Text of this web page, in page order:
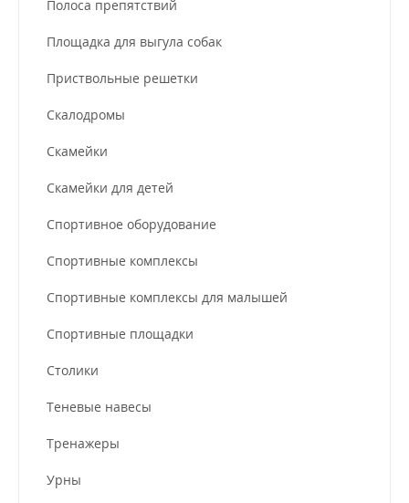
Полоса препятствий
Площадка для выгула собак
Приствольные решетки
Скалодромы
Скамейки
Скамейки для детей
Спортивное оборудование
Спортивные комплексы
Спортивные комплексы для малышей
Спортивные площадки
Столики
Теневые навесы
Тренажеры
Урны